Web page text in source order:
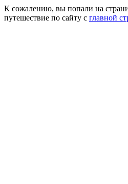
К сожалению, вы попали на
путешествие по сайту с главной